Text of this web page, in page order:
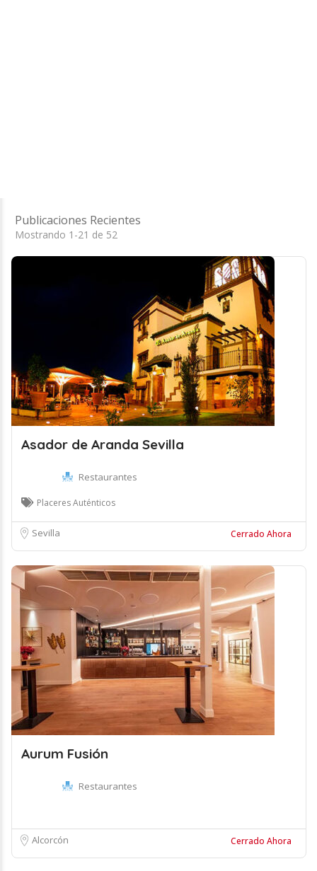
Publicaciones Recientes
Mostrando 1-21 de 52
Asador de Aranda Sevilla
Restaurantes
Placeres Auténticos
Sevilla Cerrado Ahora
Aurum Fusión
Restaurantes
Alcorcón Cerrado Ahora